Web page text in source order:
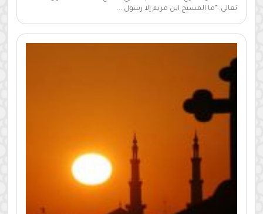
تعالى: "ما المسيح ابن مريم إلا رسول ...